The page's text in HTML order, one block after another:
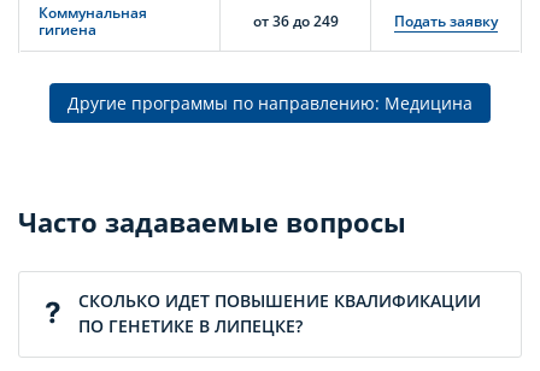
Коммунальная
гигиена
от 36 до 249 Подать заявку
Другие программы по направлению: Медицина
Часто задаваемые вопросы
СКОЛЬКО ИДЕТ ПОВЫШЕНИЕ КВАЛИФИКАЦИИ
ПО ГЕНЕТИКЕ В ЛИПЕЦКЕ?